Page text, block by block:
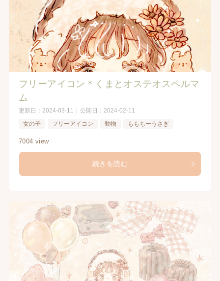
フリーアイコン＊くまとオステオスペルマ
ム
更新日： 2024-03-11 公開日： 2024-02-11
女の子
フリーアイコン 動物 ももちーうさぎ
7004 view
続きを読む